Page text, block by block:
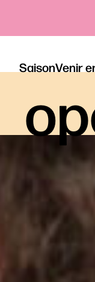
SaisonVenir